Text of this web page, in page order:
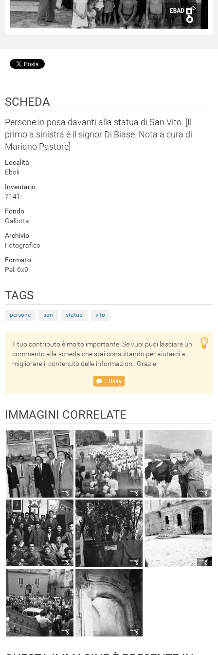
SCHEDA
Persone in posa davanti alla statua di San Vito. [Il
primo a sinistra è il signor Di Biase. Nota a cura di
Mariano Pastore]
Località
Eboli
Inventario
7141
Fondo
Gallotta
Archivio
Fotografico
Formato
Pel. 6x9
TAGS
persone san statua vito
Il tuo contributo è molto importante! Se vuoi puoi lasciare un
commento alla scheda che stai consultando per aiutarci a
migliorare il contenuto delle informazioni. Grazie!
Okay
IMMAGINI CORRELATE